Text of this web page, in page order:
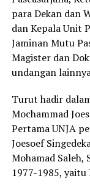
para Dekan dan
dan Kepala Unit
Jaminan Mutu
Magister dan
undangan
Turut hadir
Mochammad
Pertama UNJA
Joesoef
Mohamad Saleh,
1977-1985, yaitu